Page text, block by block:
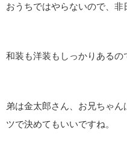
おうちではやらないので、非
和装も洋装もしっかりある
弟は金太郎さん、お兄ちゃ
ツで決めてもいいですね。